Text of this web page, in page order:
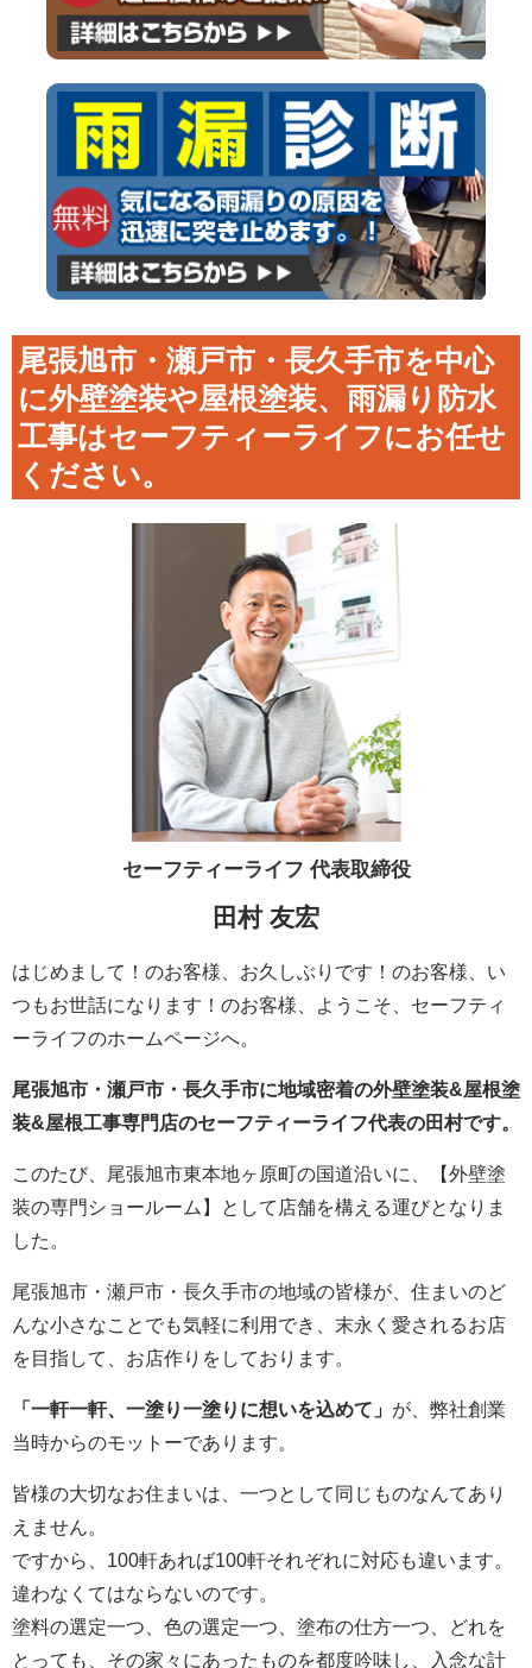
尾張旭市・瀬戸市・長久手市を中心
に外壁塗装や屋根塗装、雨漏り防水
工事はセーフティーライフにお任せ
ください。
セーフティーライフ 代表取締役
田村 友宏
はじめまして！のお客様、お久しぶりです！のお客様、い
つもお世話になります！のお客様、ようこそ、セーフティ
ーライフのホームページへ。
尾張旭市・瀬戸市・長久手市に地域密着の外壁塗装&屋根塗
装&屋根工事専門店のセーフティーライフ代表の田村です。
このたび、尾張旭市東本地ヶ原町の国道沿いに、【外壁塗
装の専門ショールーム】として店舗を構える運びとなりま
した。
尾張旭市・瀬戸市・長久手市の地域の皆様が、住まいのど
んな小さなことでも気軽に利用でき、末永く愛されるお店
を目指して、お店作りをしております。
「一軒一軒、一塗り一塗りに想いを込めて」 が、弊社創業
当時からのモットーであります。
皆様の大切なお住まいは、一つとして同じものなんてあり
えません。
ですから、100軒あれば100軒それぞれに対応も違います。
違わなくてはならないのです。
塗料の選定一つ、色の選定一つ、塗布の仕方一つ、どれを
とっても、その家々にあったものを都度吟味し、入念な計